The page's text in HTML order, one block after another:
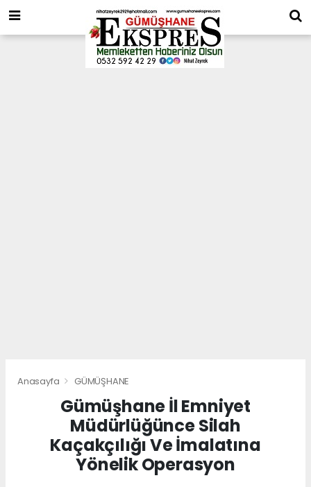
Anasayfa GÜMÜŞHANE
Gümüşhane İl Emniyet
Müdürlüğünce Silah
Kaçakçılığı Ve İmalatına
Yönelik Operasyon